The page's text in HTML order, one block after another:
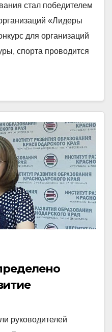
стал победителем
«Лидеры
для организаций
спорта проводится
руководителей